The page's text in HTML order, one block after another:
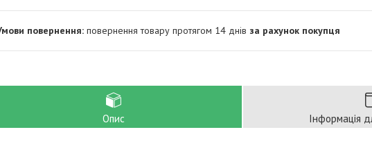
повернення товару протягом 14 днів за рахунок покупця
Опис Інформація